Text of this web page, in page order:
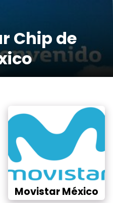
Chip de
Movistar México